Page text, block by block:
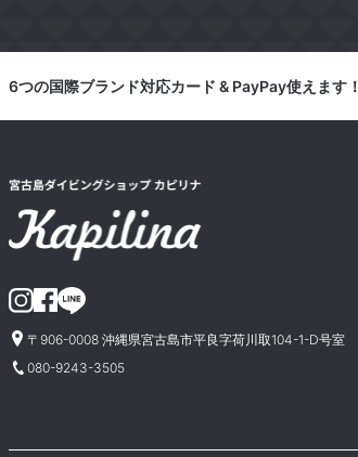
6つの国際ブランド対応カード & PayPay使えます！
〒906-0008 沖縄県宮古島市平良字荷川取104-1-D号室
080-9243-3505